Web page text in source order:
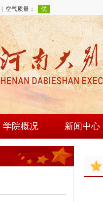
学院概况
学院简介
现任领导
新闻中心
通知公告